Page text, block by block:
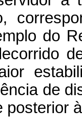
do
de
posterior